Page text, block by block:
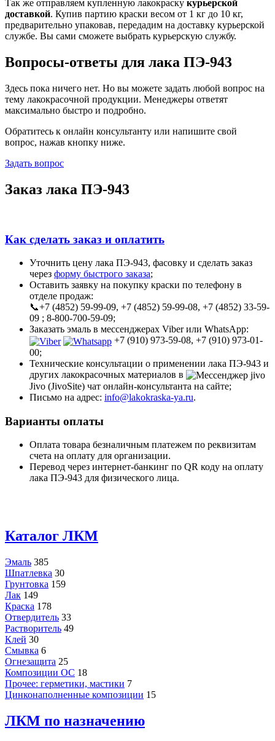
Так же отправляем купленную лакокраску курьерской
доставкой. Купив партию краски весом от 1 кг до 10 кг,
предварительно упаковав, передадим на доставку курьерской
службе. Вы сами сможете выбрать курьерскую службу.
Вопросы-ответы для лака ПЭ-943
Здесь пока ничего нет. Но вы можете задать любой вопрос на
тему лакокрасочной продукции. Менеджеры ответят
максимально быстро и подробно.
Обратитесь к онлайн консультанту или напишите свой
вопрос, нажав кнопку ниже.
Задать вопрос
Заказ лака ПЭ-943
Как сделать заказ и оплатить
Уточнить цену лака ПЭ-943, фасовку и сделать заказ
через форму быстрого заказа;
Оставить заявку на покупку краски по телефону в
отделе продаж:
📞+7 (4852) 59-99-09, +7 (4852) 59-99-08, +7 (4852) 33-59-
09 ; 8-800-700-59-09;
Заказать эмаль в мессенджерах Viber или WhatsApp:
+7 (910) 973-59-08, +7 (910) 973-01-
00;
Технические консультации о применении лака ПЭ-943 и
других лакокрасочных материалов в
Jivo (JivoSite) чат онлайн-консультанта на сайте;
Письмо на адрес: info@lakokraska-ya.ru.
Варианты оплаты
Оплата товара безналичным платежем по реквизитам
счета на оплату для организации.
Перевод через интернет-банкинг по QR коду на оплату
лака ПЭ-943 для физического лица.
Каталог ЛКМ
Эмаль 385
Шпатлевка 30
Грунтовка 159
Лак 149
Краска 178
Отвердитель 33
Растворитель 49
Клей 30
Смывка 6
Огнезащита 25
Композиции ОС 18
Прочее: герметики, мастики 7
Цинконаполненные композиции 15
ЛКМ по назначению